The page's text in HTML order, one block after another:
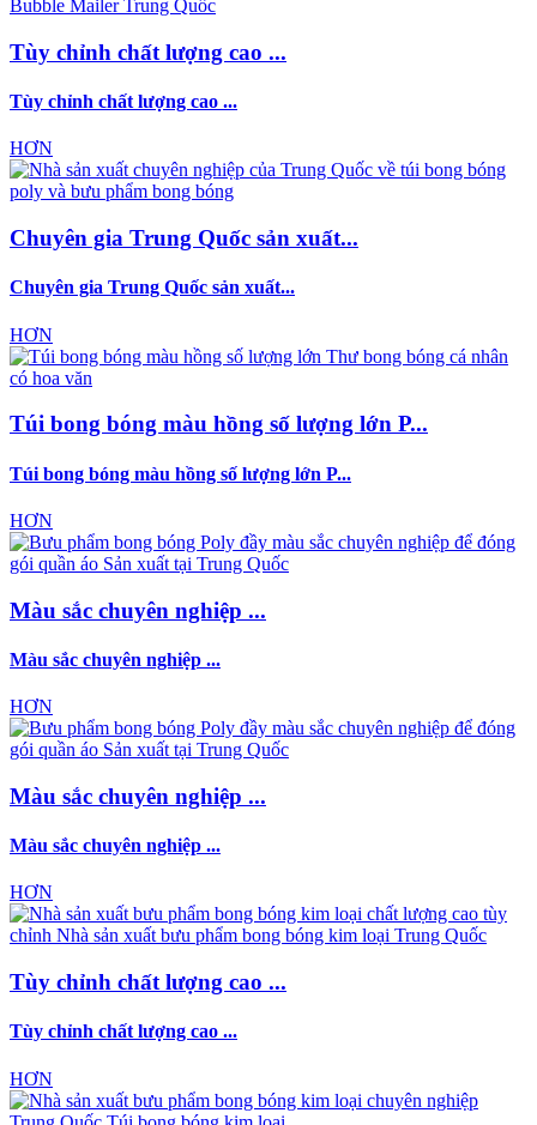
Tùy chỉnh chất lượng cao ...
Tùy chỉnh chất lượng cao ...
HƠN
Chuyên gia Trung Quốc sản xuất...
Chuyên gia Trung Quốc sản xuất...
HƠN
Túi bong bóng màu hồng số lượng lớn P...
Túi bong bóng màu hồng số lượng lớn P...
HƠN
Màu sắc chuyên nghiệp ...
Màu sắc chuyên nghiệp ...
HƠN
Màu sắc chuyên nghiệp ...
Màu sắc chuyên nghiệp ...
HƠN
Tùy chỉnh chất lượng cao ...
Tùy chỉnh chất lượng cao ...
HƠN